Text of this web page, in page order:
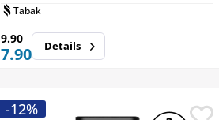
Tabak
7.90
9.90 Details
-12%